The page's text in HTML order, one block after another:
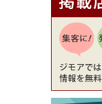
【ジモ
降（創作
[有効期限
【ジモ
00円
ckle（ミ
[有効期限